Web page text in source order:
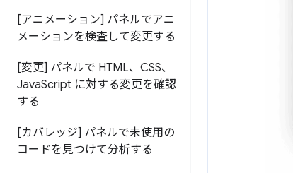
[アニメーション] パネルでアニ
メーションを検査して変更する
[変更] パネルで HTML、CSS、
JavaScript に対する変更を確認
する
[カバレッジ] パネルで未使用の
コードを見つけて分析する